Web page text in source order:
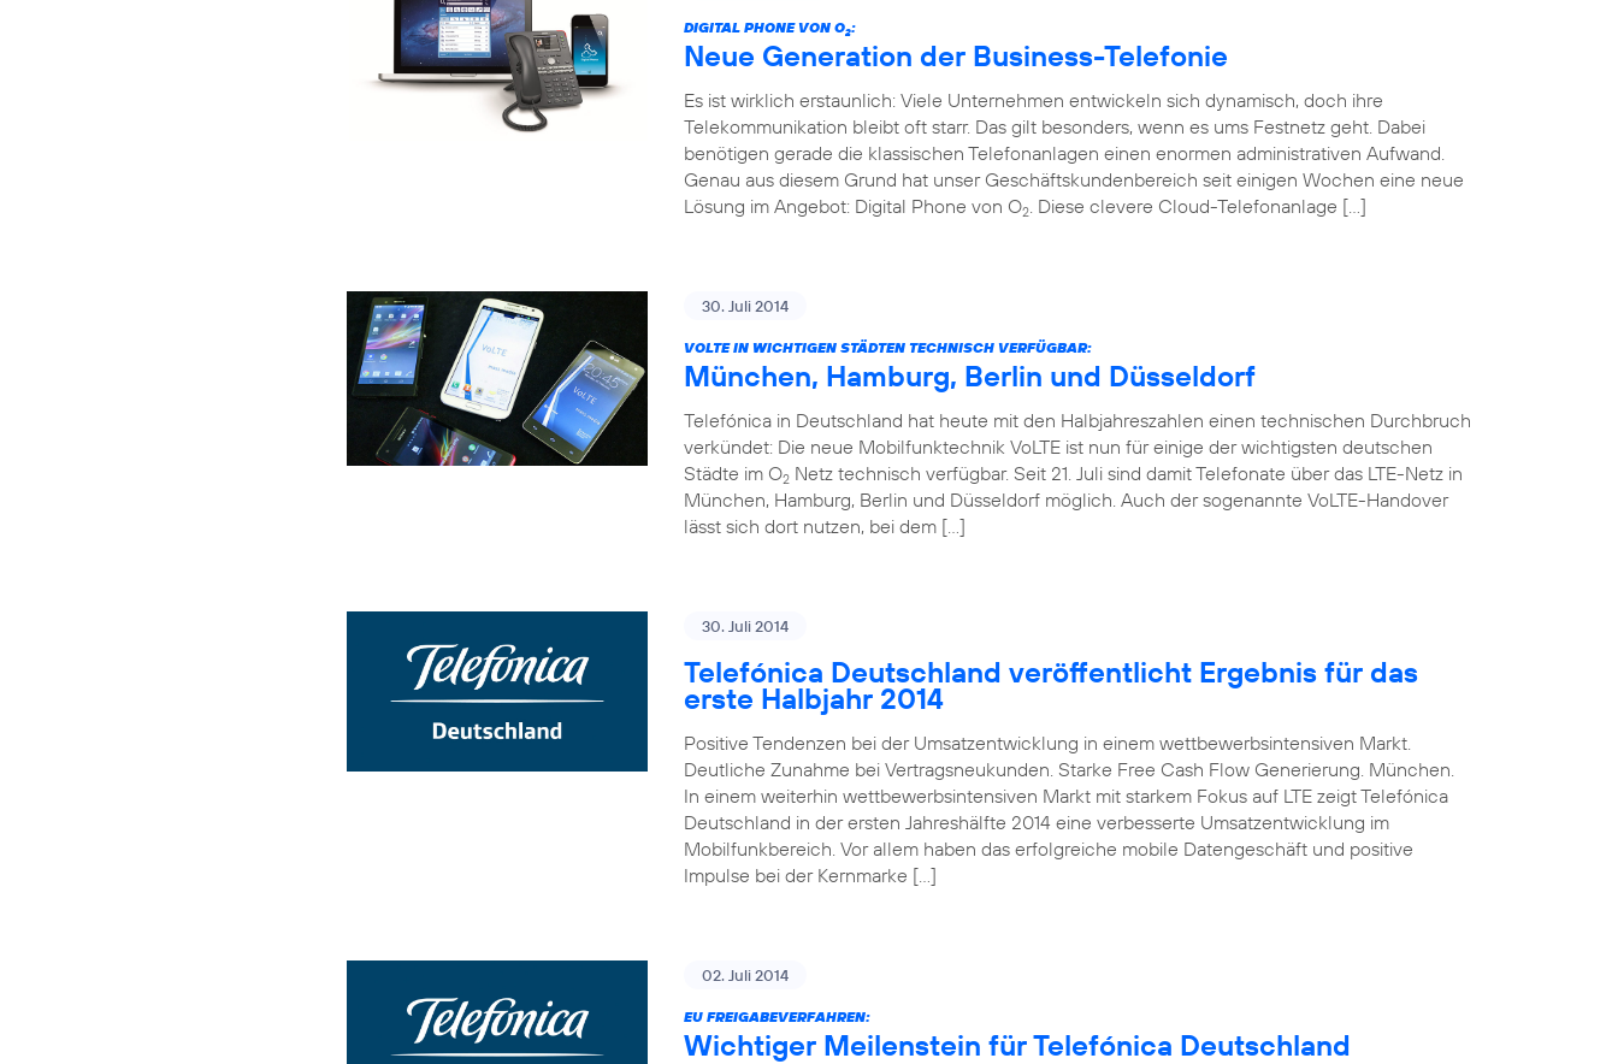
DIGITAL PHONE VON O2:
Neue Generation der Business-Telefonie
Es ist wirklich erstaunlich: Viele Unternehmen entwickeln sich dynamisch, doch ihre
Telekommunikation bleibt oft starr. Das gilt besonders, wenn es ums Festnetz geht. Dabei
benötigen gerade die klassischen Telefonanlagen einen enormen administrativen Aufwand.
Genau aus diesem Grund hat unser Geschäftskundenbereich seit einigen Wochen eine neue
Lösung im Angebot: Digital Phone von O2. Diese clevere Cloud-Telefonanlage […]
30. Juli 2014
VOLTE IN WICHTIGEN STÄDTEN TECHNISCH VERFÜGBAR:
München, Hamburg, Berlin und Düsseldorf
Telefónica in Deutschland hat heute mit den Halbjahreszahlen einen technischen Durchbruch
verkündet: Die neue Mobilfunktechnik VoLTE ist nun für einige der wichtigsten deutschen
Städte im O2 Netz technisch verfügbar. Seit 21. Juli sind damit Telefonate über das LTE-Netz in
München, Hamburg, Berlin und Düsseldorf möglich. Auch der sogenannte VoLTE-Handover
lässt sich dort nutzen, bei dem […]
30. Juli 2014
Telefónica Deutschland veröffentlicht Ergebnis für das
erste Halbjahr 2014
Positive Tendenzen bei der Umsatzentwicklung in einem wettbewerbsintensiven Markt.
Deutliche Zunahme bei Vertragsneukunden. Starke Free Cash Flow Generierung. München.
In einem weiterhin wettbewerbsintensiven Markt mit starkem Fokus auf LTE zeigt Telefónica
Deutschland in der ersten Jahreshälfte 2014 eine verbesserte Umsatzentwicklung im
Mobilfunkbereich. Vor allem haben das erfolgreiche mobile Datengeschäft und positive
Impulse bei der Kernmarke […]
02. Juli 2014
EU FREIGABEVERFAHREN:
Wichtiger Meilenstein für Telefónica Deutschland